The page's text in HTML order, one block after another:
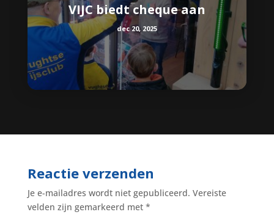
VIJC biedt cheque aan
dec 20, 2025
Reactie verzenden
Je e-mailadres wordt niet gepubliceerd. Vereiste
velden zijn gemarkeerd met *